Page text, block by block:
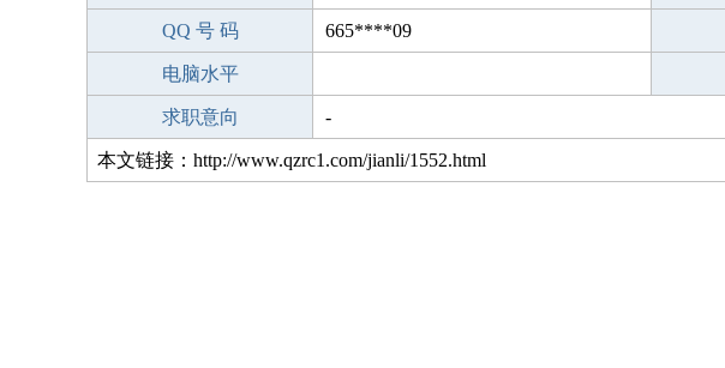
QQ 号 码 665****09
电脑水平
求职意向 -
本文链接：http://www.qzrc1.com/jianli/1552.html